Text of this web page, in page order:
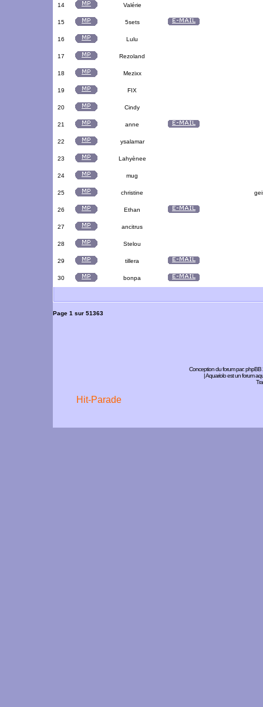
14 Valérie
15 5sets
16 Lulu
17 Rezoland
18 Mezixx
19 FIX
20 Cindy
21 anne
22 ysalamar
23 Lahyènee
24 mug
25 christine
26 Ethan
27 ancitrus
28 Stelou
29 tillera
30 bonpa
Page 1 sur 51363
Conception du forum par:phpBB
| Aquariolo est un forum